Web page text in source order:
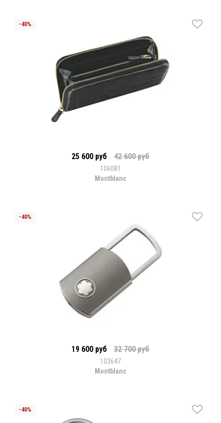
25 600 руб 42 600 руб
106081
Montblanc
19 600 руб 32 700 руб
103647
Montblanc